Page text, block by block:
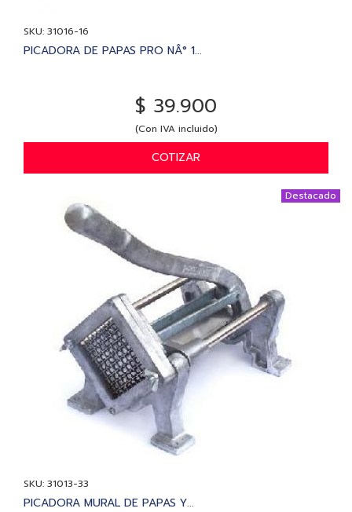
SKU: 31016-16
PICADORA DE PAPAS PRO NÂ° 1...
$ 39.900
(Con IVA incluido)
COTIZAR
Destacado
SKU: 31013-33
PICADORA MURAL DE PAPAS Y...